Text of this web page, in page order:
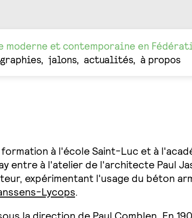
et contemporaine en
jalons actualités à propos
à l'école Saint-Luc et à
entre à l'atelier de l'architecte Paul
expérimentant l'usage du béton
Lycops.